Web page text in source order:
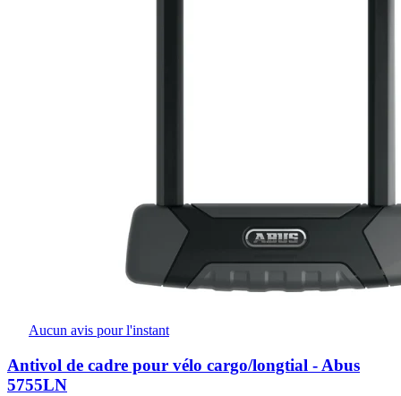
Aucun avis pour l'instant
Antivol de cadre pour vélo cargo/longtial - Abus
5755LN